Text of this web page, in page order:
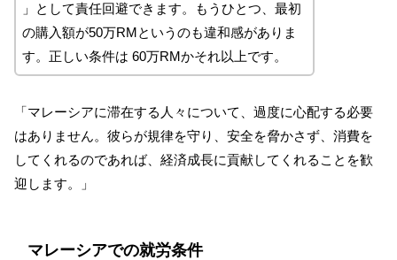
」として責任回避できます。もうひとつ、最初
の購入額が50万RMというのも違和感がありま
す。正しい条件は 60万RMかそれ以上です。
「マレーシアに滞在する人々について、過度に心配する必要
はありません。彼らが規律を守り、安全を脅かさず、消費を
してくれるのであれば、経済成長に貢献してくれることを歓
迎します。」
マレーシアでの就労条件